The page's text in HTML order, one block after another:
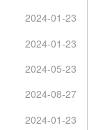
2024-01-23
2024-01-23
2024-05-23
2024-08-27
2024-01-23